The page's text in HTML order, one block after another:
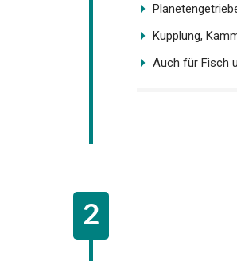
Kupplung,
Auch für Fisch